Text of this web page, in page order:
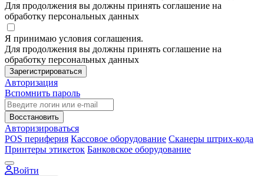
Для продолжения вы должны принять соглашение на
обработку персональных данных
Я принимаю условия соглашения.
Для продолжения вы должны принять соглашение на
обработку персональных данных
Зарегистрироваться
Авторизация
Вспомнить пароль
Восстановить
Авторизироваться
POS периферия Кассовое оборудование Сканеры штрих-кода
Принтеры этикеток Банковское оборудование
Войти